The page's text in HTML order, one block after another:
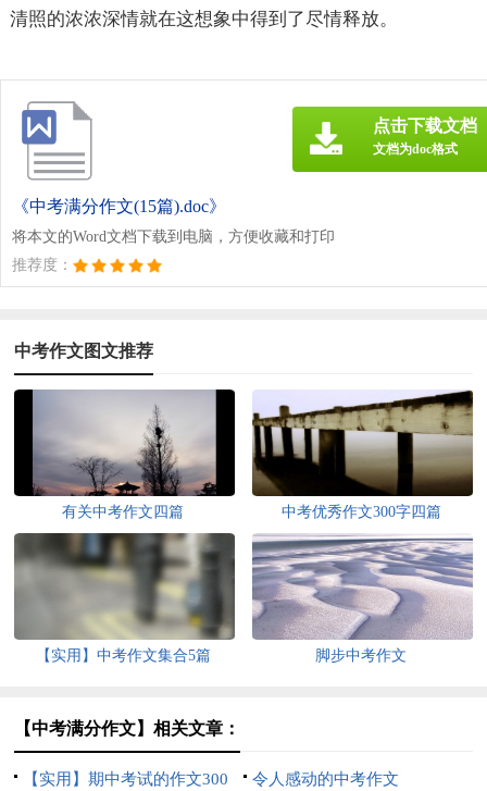
清照的浓浓深情就在这想象中得到了尽情释放。
《中考满分作文(15篇).doc》
将本文的Word文档下载到电脑，方便收藏和打印
推荐度：
点击下载文档
文档为doc格式
中考作文图文推荐
有关中考作文四篇 中考优秀作文300字四篇
【实用】中考作文集合5篇 脚步中考作文
【中考满分作文】相关文章：
【实用】期中考试的作文300 令人感动的中考作文